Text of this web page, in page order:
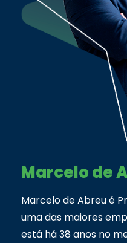
Marcelo de
Marcelo de Abreu é
uma das maiores
está há 38 anos no